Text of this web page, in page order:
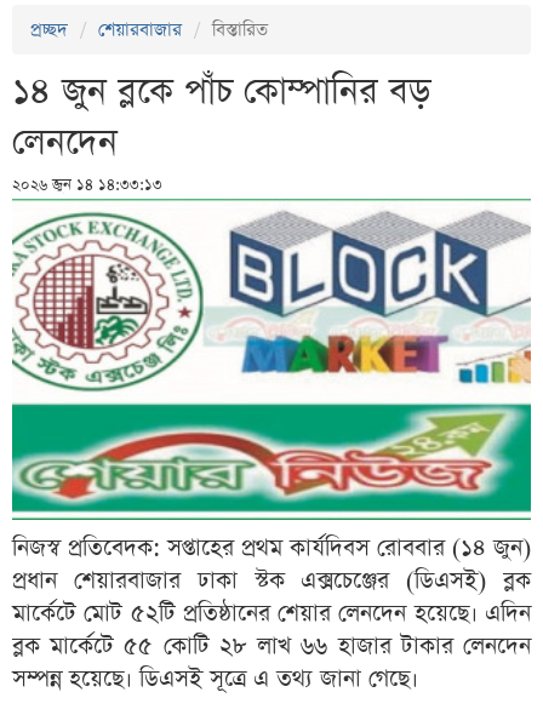
প্রচ্ছদ শেয়ারবাজার বিস্তারিত
১৪ জুন ব্লকে পাঁচ কোম্পানির বড়
লেনদেন
২০২৬ জুন ১৪ ১৪:৩৩:১৩
নিজস্ব প্রতিবেদক: সপ্তাহের প্রথম কার্যদিবস রোববার (১৪ জুন)
প্রধান শেয়ারবাজার ঢাকা স্টক এক্সচেঞ্জের (ডিএসই) ব্লক
মার্কেটে মোট ৫২টি প্রতিষ্ঠানের শেয়ার লেনদেন হয়েছে। এদিন
ব্লক মার্কেটে ৫৫ কোটি ২৮ লাখ ৬৬ হাজার টাকার লেনদেন
সম্পন্ন হয়েছে। ডিএসই সূত্রে এ তথ্য জানা গেছে।